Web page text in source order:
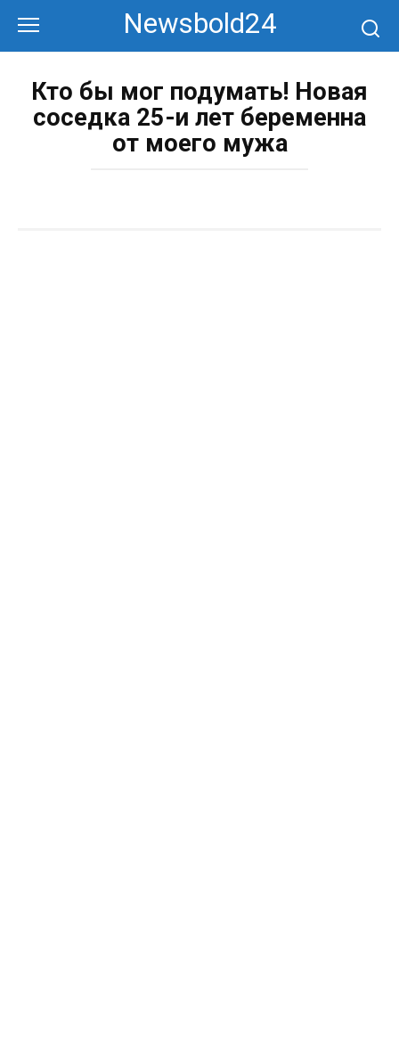
контенту
Newsbold24
Кто бы мог подумать! Новая
соседка 25-и лет беременна
от моего мужа